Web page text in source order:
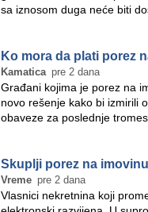
sa iznosom duga neće biti
Ko mora da plati porez
Kamatica pre 2 dana
Građani kojima je porez na
novo rešenje kako bi izmirili
obaveze za poslednje
Skuplji porez na
Vreme pre 2 dana
Vlasnici nekretnina koji